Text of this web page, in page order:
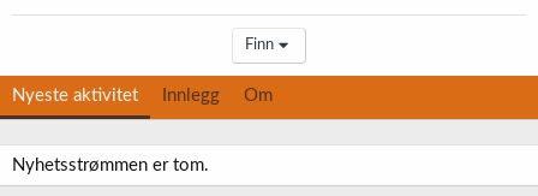
Finn
Nyeste aktivitet Innlegg Om
Nyhetsstrømmen er tom.